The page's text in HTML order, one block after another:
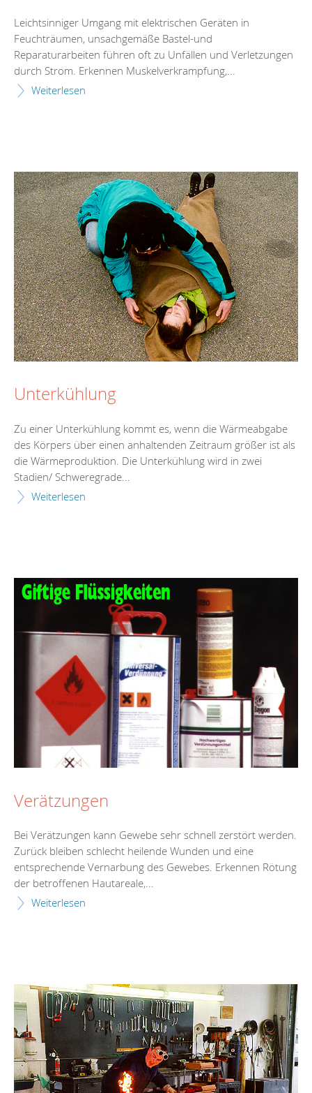
Leichtsinniger Umgang mit elektrischen Geräten in
Feuchträumen, unsachgemäße Bastel-und
Reparaturarbeiten führen oft zu Unfällen und Verletzungen
durch Strom. Erkennen Muskelverkrampfung,...
Weiterlesen
Unterkühlung
Zu einer Unterkühlung kommt es, wenn die Wärmeabgabe
des Körpers über einen anhaltenden Zeitraum größer ist als
die Wärmeproduktion. Die Unterkühlung wird in zwei
Stadien/ Schweregrade...
Weiterlesen
Verätzungen
Bei Verätzungen kann Gewebe sehr schnell zerstört werden.
Zurück bleiben schlecht heilende Wunden und eine
entsprechende Vernarbung des Gewebes. Erkennen Rötung
der betroffenen Hautareale,...
Weiterlesen